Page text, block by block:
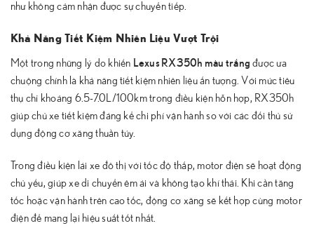
như không cảm nhận được sự chuyển tiếp.
Khả Năng Tiết Kiệm Nhiên Liệu Vượt Trội
Một trong những lý do khiến Lexus RX350h màu trắng được ưa
chuộng chính là khả năng tiết kiệm nhiên liệu ấn tượng. Với mức tiêu
thụ chỉ khoảng 6.5-7.0L/100km trong điều kiện hỗn hợp, RX350h
giúp chủ xe tiết kiệm đáng kể chi phí vận hành so với các đối thủ sử
dụng động cơ xăng thuần túy.
Trong điều kiện lái xe đô thị với tốc độ thấp, motor điện sẽ hoạt động
chủ yếu, giúp xe di chuyển êm ái và không tạo khí thải. Khi cần tăng
tốc hoặc vận hành trên cao tốc, động cơ xăng sẽ kết hợp cùng motor
điện để mang lại hiệu suất tốt nhất.